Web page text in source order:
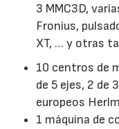
3 MMC3D,
Fronius,
XT, … y otras
10 centros de
de 5 ejes, 2 de
europeos
1 máquina de